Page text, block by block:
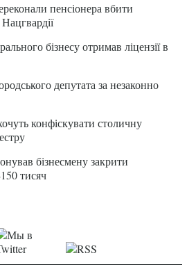
пенсіонера вбити
бізнесу отримав ліцензії в
депутата за незаконно
конфіскувати столичну
бізнесмену закрити
тисяч